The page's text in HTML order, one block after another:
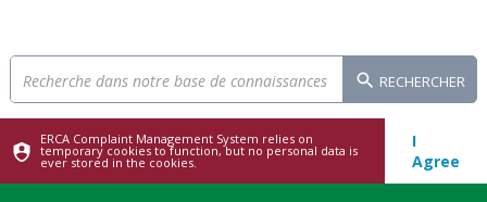
RECHERCHER
ERCA Complaint Management System relies on
temporary cookies to function, but no personal data is
ever stored in the cookies.
I
Agree